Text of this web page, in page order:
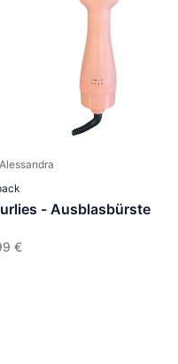
Alessandra
- Ausblasbürste
€